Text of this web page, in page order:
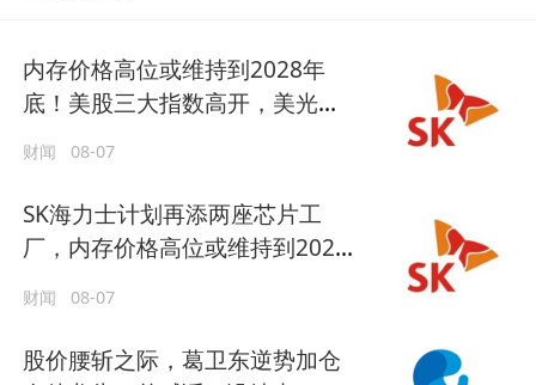
内存价格高位或维持到2028年
底！美股三大指数高开，美光、
财闻 08-07
SK海力士计划再添两座芯片工
厂，内存价格高位或维持到2028
财闻 08-07
股价腰斩之际，葛卫东逆势加仓